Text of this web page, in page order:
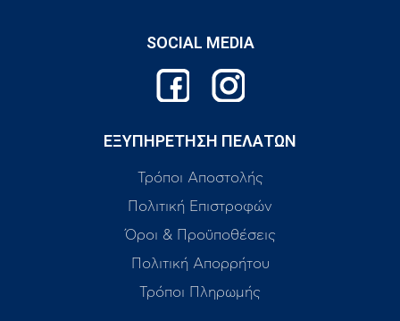
SOCIAL MEDIA
ΕΞΥΠΗΡΕΤΗΣΗ ΠΕΛΑΤΩΝ
Τρόποι Αποστολής
Πολιτική Επιστροφών
Όροι & Προϋποθέσεις
Πολιτική Απορρήτου
Τρόποι Πληρωμής